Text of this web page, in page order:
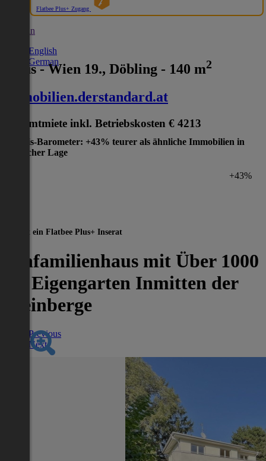
Flatbee Plus+ Zugang
German
English
German
Haus - Wien 19., Döbling - 140 m2
immobilien.derstandard.at
Gesamtmiete inkl. Betriebskosten € 4213
Preis-Barometer: +43% teurer als ähnliche Immobilien in
gleicher Lage
+43%
Dies ist ein Flatbee Plus+ Inserat
Einfamilienhaus mit Über 1000
m² Eigengarten Inmitten der
Weinberge
Previous
Next